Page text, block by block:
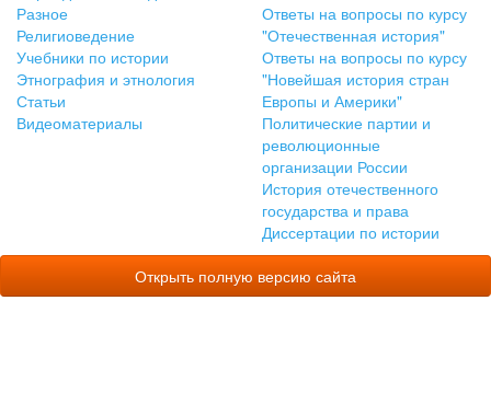
Разное
Религиоведение
Учебники по истории
Этнография и этнология
Статьи
Видеоматериалы
Ответы на вопросы по курсу
"Отечественная история"
Ответы на вопросы по курсу
"Новейшая история стран
Европы и Америки"
Политические партии и
революционные
организации России
История отечественного
государства и права
Диссертации по истории
Открыть полную версию сайта